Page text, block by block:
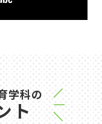
学科の
ト